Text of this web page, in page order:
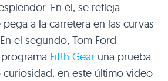
En él, se refleja
a la carretera en las curvas
el segundo, Tom Ford
Fifth Gear una prueba
curiosidad, en este último video